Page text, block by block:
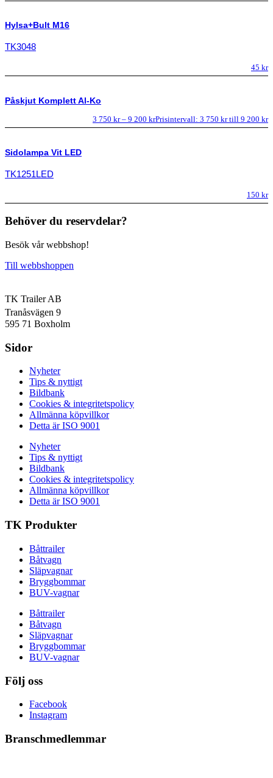
Hylsa+Bult M16
TK3048
45 kr
Påskjut Komplett Al-Ko
3 750 kr – 9 200 krPrisintervall: 3 750 kr till 9 200 kr
Sidolampa Vit LED
TK1251LED
150 kr
Behöver du reservdelar?
Besök vår webbshop!
Till webbshoppen
TK Trailer AB
Tranåsvägen 9
595 71 Boxholm
Sidor
Nyheter
Tips & nyttigt
Bildbank
Cookies & integritetspolicy
Allmänna köpvillkor
Detta är ISO 9001
Nyheter
Tips & nyttigt
Bildbank
Cookies & integritetspolicy
Allmänna köpvillkor
Detta är ISO 9001
TK Produkter
Båttrailer
Båtvagn
Släpvagnar
Bryggbommar
BUV-vagnar
Båttrailer
Båtvagn
Släpvagnar
Bryggbommar
BUV-vagnar
Följ oss
Facebook
Instagram
Branschmedlemmar